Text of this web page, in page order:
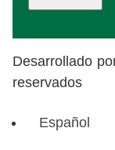
Desarrollado
reservados
Español